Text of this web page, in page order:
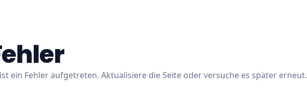
ein Fehler aufgetreten. Aktualisiere die Seite oder versuche es später erneut.